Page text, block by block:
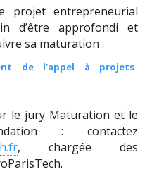
projet entrepreneurial
d’être approfondi et
sa maturation :
de l’appel à projets
le jury Maturation et le
: contactez
, chargée des